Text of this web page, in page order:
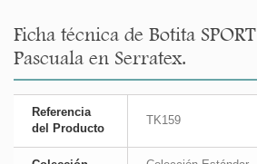
Ficha técnica de Botita
Pascuala en Serratex.
Referencia
del Producto
TK159